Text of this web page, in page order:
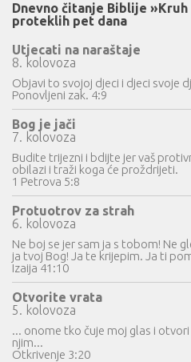
Dnevno čitanje Biblije »Kruh
proteklih pet dana
Utjecati na naraštaje
8. kolovoza
Objavi to svojoj djeci i djeci svoje
Ponovljeni zak. 4:9
Bog je jači
7. kolovoza
Budite trijezni i bdijte jer vaš
obilazi i traži koga će proždrijeti.
1 Petrova 5:8
Protuotrov za strah
6. kolovoza
Ne boj se jer sam ja s tobom! Ne
ja tvoj Bog! Ja te krijepim. Ja ti
Izaija 41:10
Otvorite vrata
5. kolovoza
... onome tko čuje moj glas i otvori
njim...
Otkrivenje 3:20